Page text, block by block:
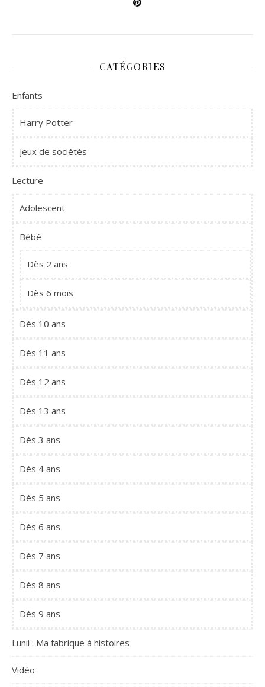
CATÉGORIES
Enfants
Harry Potter
Jeux de sociétés
Lecture
Adolescent
Bébé
Dès 2 ans
Dès 6 mois
Dès 10 ans
Dès 11 ans
Dès 12 ans
Dès 13 ans
Dès 3 ans
Dès 4 ans
Dès 5 ans
Dès 6 ans
Dès 7 ans
Dès 8 ans
Dès 9 ans
Lunii : Ma fabrique à histoires
Vidéo